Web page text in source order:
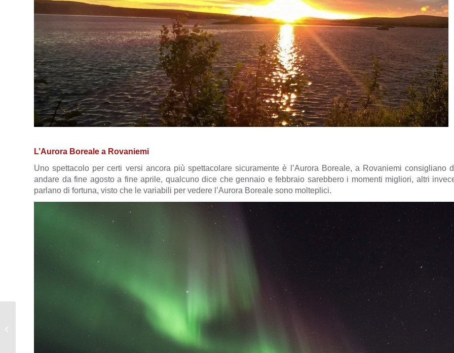
L’Aurora Boreale a Rovaniemi
Uno spettacolo per certi versi ancora più spettacolare sicuramente è l’Aurora Boreale, a Rovaniemi consigliano
andare da fine agosto a fine aprile, qualcuno dice che gennaio e febbraio sarebbero i momenti migliori, altri
parlano di fortuna, visto che le variabili per vedere l’Aurora Boreale sono molteplici.